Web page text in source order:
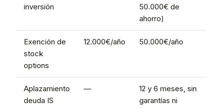
inversión
50.000€ de
ahorro)
Exención de
stock
options
12.000€/año 50.000€/año
Aplazamiento
deuda IS
—
12 y 6 meses, sin
garantías ni